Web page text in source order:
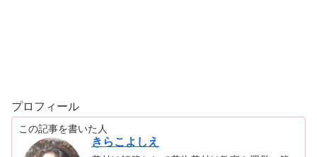
プロフィール
この記事を書いた人
きらこよしえ